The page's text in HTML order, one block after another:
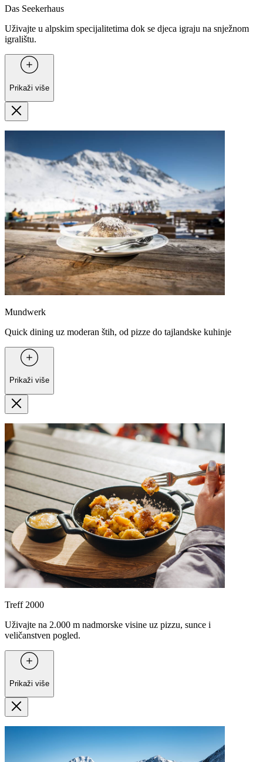
Das Seekerhaus
Uživajte u alpskim specijalitetima dok se djeca igraju na snježnom
igralištu.
Prikaži više
Mundwerk
Quick dining uz moderan štih, od pizze do tajlandske kuhinje
Prikaži više
Treff 2000
Uživajte na 2.000 m nadmorske visine uz pizzu, sunce i
veličanstven pogled.
Prikaži više